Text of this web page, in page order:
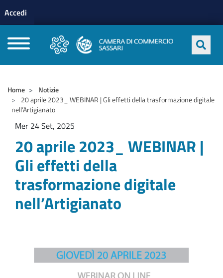
profilo utente
Accedi
Home
Notizie
20 aprile 2023_ WEBINAR | Gli effetti della trasformazione digitale
nell’Artigianato
Mer 24 Set, 2025
20 aprile 2023_ WEBINAR |
Gli effetti della
trasformazione digitale
nell’Artigianato